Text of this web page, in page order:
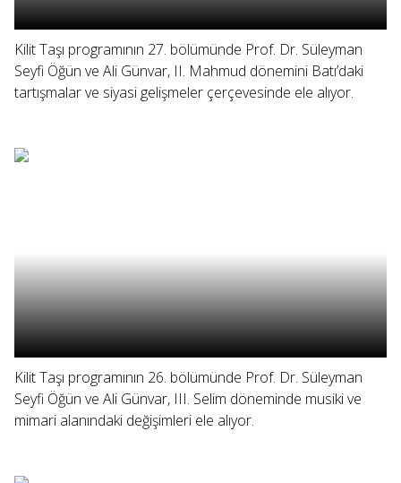
Kilit Taşı programının 27. bölümünde Prof. Dr. Süleyman
Seyfi Öğün ve Ali Günvar, II. Mahmud dönemini Batı’daki
tartışmalar ve siyasi gelişmeler çerçevesinde ele alıyor.
Kilit Taşı programının 26. bölümünde Prof. Dr. Süleyman
Seyfi Öğün ve Ali Günvar, III. Selim döneminde musiki ve
mimari alanındaki değişimleri ele alıyor.